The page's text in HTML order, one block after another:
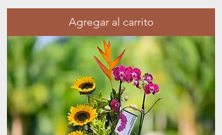
Agregar al carrito